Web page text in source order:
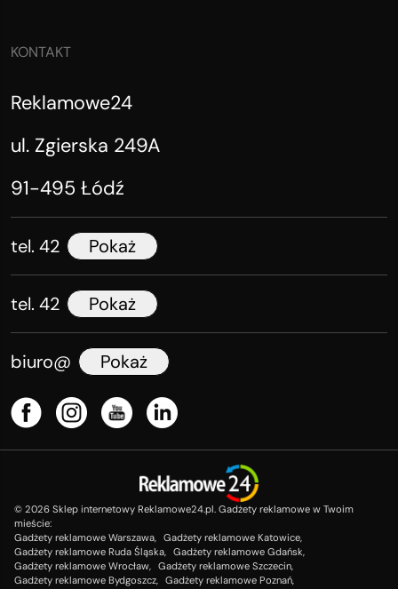
KONTAKT
Reklamowe24
ul. Zgierska 249A
91-495 Łódź
tel. 42 Pokaż
tel. 42 Pokaż
biuro@ Pokaż
© 2026 Sklep internetowy Reklamowe24.pl. Gadżety reklamowe w Twoim
mieście:
Gadżety reklamowe Warszawa, Gadżety reklamowe Katowice,
Gadżety reklamowe Ruda Śląska, Gadżety reklamowe Gdańsk,
Gadżety reklamowe Wrocław, Gadżety reklamowe Szczecin,
Gadżety reklamowe Bydgoszcz, Gadżety reklamowe Poznań,